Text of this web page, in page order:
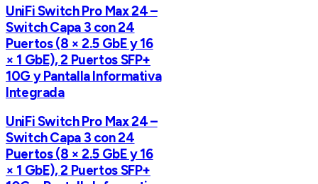
UniFi Switch Pro Max 24 –
Switch Capa 3 con 24
Puertos (8 × 2.5 GbE y 16
× 1 GbE), 2 Puertos SFP+
10G y Pantalla Informativa
Integrada
UniFi Switch Pro Max 24 –
Switch Capa 3 con 24
Puertos (8 × 2.5 GbE y 16
× 1 GbE), 2 Puertos SFP+